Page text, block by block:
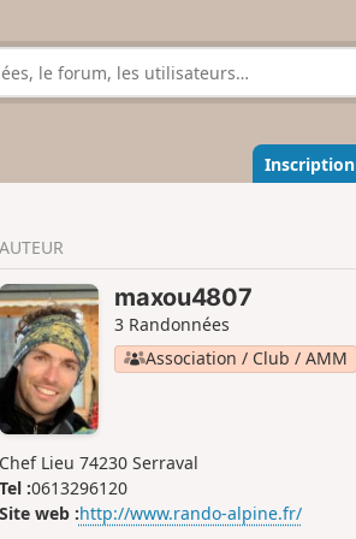
Inscription
AUTEUR
maxou4807
3 Randonnées
Association / Club / AMM
Chef Lieu 74230 Serraval
Tel :0613296120
Site web :http://www.rando-alpine.fr/